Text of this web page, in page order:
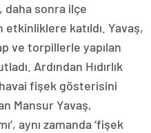
daha sonra ilçe
katıldı. Yavaş,
ve torpillerle yapılan
Ardından Hıdırlık
fişek gösterisini
Mansur Yavaş,
aynı zamanda ‘fişek